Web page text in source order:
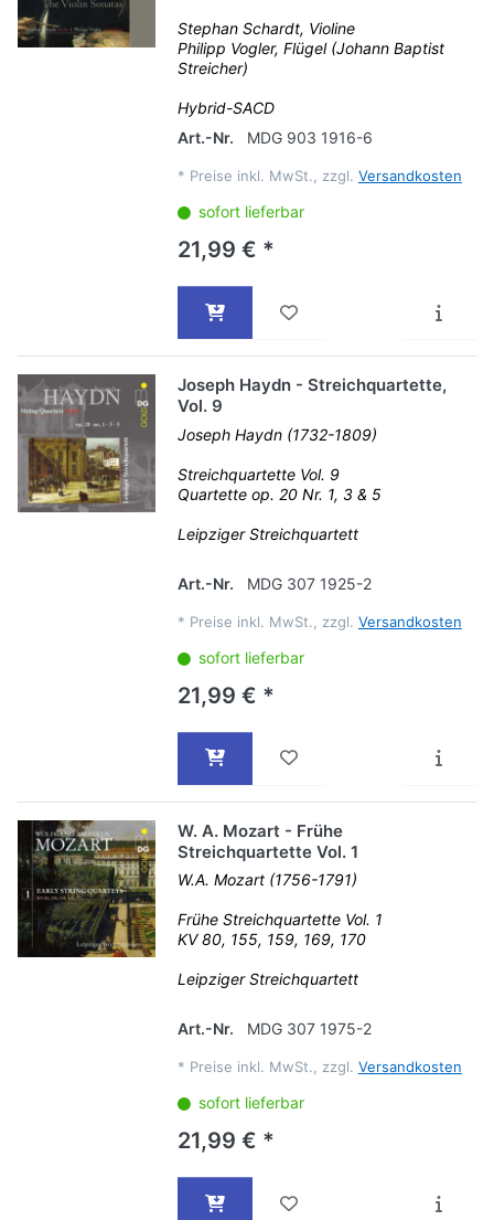
Stephan Schardt, Violine
Philipp Vogler, Flügel (Johann Baptist
Streicher)
Hybrid-SACD
Art.-Nr.
MDG 903 1916-6
* Preise inkl. MwSt., zzgl. Versandkosten
sofort lieferbar
21,99 € *
Joseph Haydn - Streichquartette,
Vol. 9
Joseph Haydn (1732-1809)
Streichquartette Vol. 9
Quartette op. 20 Nr. 1, 3 & 5
Leipziger Streichquartett
Art.-Nr. MDG 307 1925-2
* Preise inkl. MwSt., zzgl. Versandkosten
sofort lieferbar
21,99 € *
W. A. Mozart - Frühe
Streichquartette Vol. 1
W.A. Mozart (1756-1791)
Frühe Streichquartette Vol. 1
KV 80, 155, 159, 169, 170
Leipziger Streichquartett
Art.-Nr. MDG 307 1975-2
* Preise inkl. MwSt., zzgl. Versandkosten
sofort lieferbar
21,99 € *